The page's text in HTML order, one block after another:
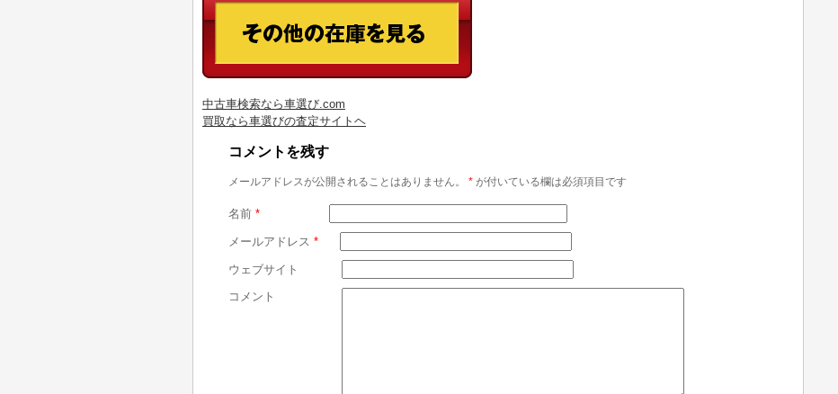
中古車検索なら車選び.com
買取なら車選びの査定サイトヘ
コメントを残す
メールアドレスが公開されることはありません。 * が付いている欄は必須項目です
名前 *
メールアドレス *
ウェブサイト
コメント